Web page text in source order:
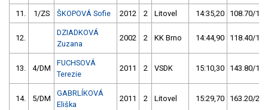
11. 1/ZS ŠKOPOVÁ Sofie 2012 2 Litovel 14:35,20 108.70/
12.
DZIADKOVÁ
Zuzana
2002 2 KK Brno 14:44,90 118.40/
13. 4/DM
FUCHSOVÁ
Terezie
2011 2 VSDK 15:10,30 143.80/
14. 5/DM
GABRLÍKOVÁ
Eliška
2011 2 Litovel 15:29,70 163.20/